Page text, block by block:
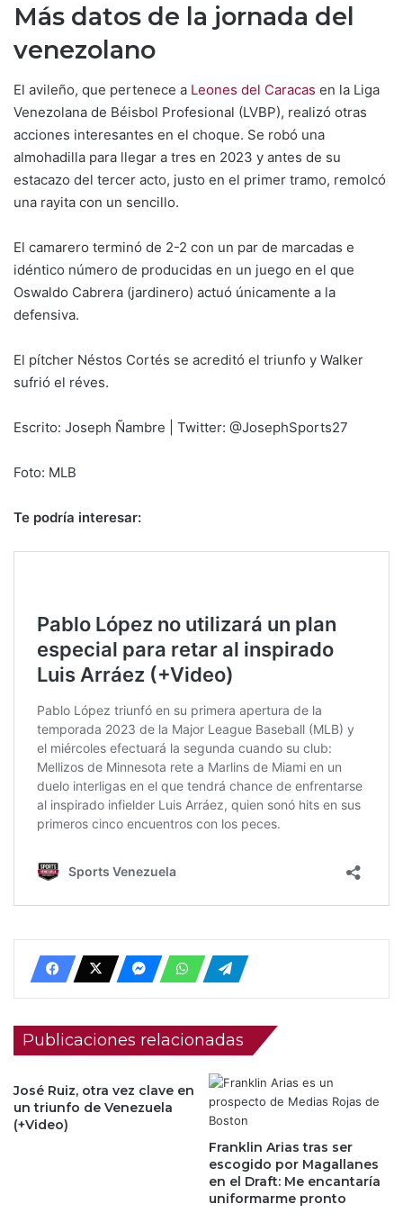
Más datos de la jornada del
venezolano
El avileño, que pertenece a Leones del Caracas en la Liga
Venezolana de Béisbol Profesional (LVBP), realizó otras
acciones interesantes en el choque. Se robó una
almohadilla para llegar a tres en 2023 y antes de su
estacazo del tercer acto, justo en el primer tramo, remolcó
una rayita con un sencillo.
El camarero terminó de 2-2 con un par de marcadas e
idéntico número de producidas en un juego en el que
Oswaldo Cabrera (jardinero) actuó únicamente a la
defensiva.
El pítcher Néstos Cortés se acreditó el triunfo y Walker
sufrió el réves.
Escrito: Joseph Ñambre | Twitter: @JosephSports27
Foto: MLB
Te podría interesar:
Publicaciones relacionadas
José Ruiz, otra vez clave en
un triunfo de Venezuela
(+Video)
Franklin Arias tras ser
escogido por Magallanes
en el Draft: Me encantaría
uniformarme pronto